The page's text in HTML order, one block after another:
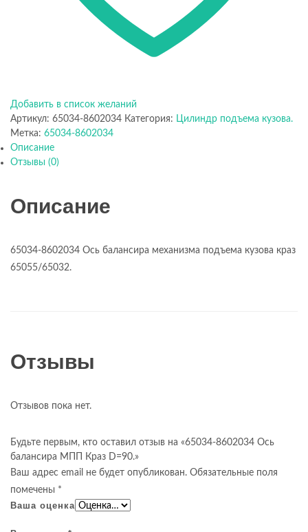
Добавить в список желаний
Артикул: 65034-8602034 Категория: Цилиндр подъема кузова.
Метка: 65034-8602034
Описание
Отзывы (0)
Описание
65034-8602034 Ось балансира механизма подъема кузова краз
65055/65032.
Отзывы
Отзывов пока нет.
Будьте первым, кто оставил отзыв на «65034-8602034 Ось
балансира МПП Краз D=90.»
Ваш адрес email не будет опубликован. Обязательные поля
помечены *
Ваша оценка